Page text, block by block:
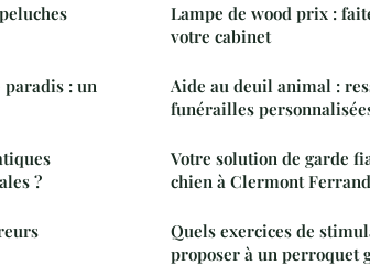
paradis : un
?
Lampe de wood prix :
votre cabinet
Aide au deuil animal :
funérailles
Votre solution de garde
chien à Clermont Ferrand
Quels exercices de
proposer à un perroquet